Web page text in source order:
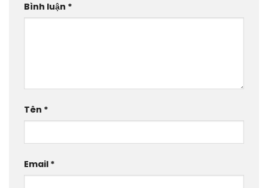
Bình luận *
Tên *
Email *